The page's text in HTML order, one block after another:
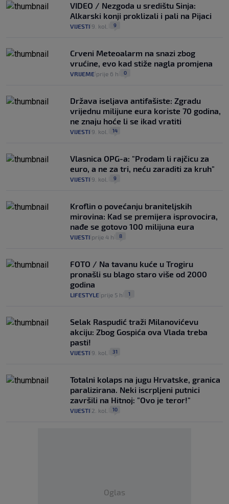
VIDEO / Nezgoda u središtu Sinja:
Alkarski konji proklizali i pali na Pijaci
VIJESTI 9. kol. 9
Crveni Meteoalarm na snazi zbog
vrućine, evo kad stiže nagla promjena
VRIJEME prije 6 h 0
Država iseljava antifašiste: Zgradu
vrijednu milijune eura koriste 70 godina,
ne znaju hoće li se ikad vratiti
VIJESTI 9. kol. 14
Vlasnica OPG-a: "Prodam li rajčicu za
euro, a ne za tri, neću zaraditi za kruh"
VIJESTI 9. kol. 9
Kroflin o povećanju braniteljskih
mirovina: Kad se premijera isprovocira,
nađe se gotovo 100 milijuna eura
VIJESTI prije 4 h 8
FOTO / Na tavanu kuće u Trogiru
pronašli su blago staro više od 2000
godina
LIFESTYLE prije 5 h 1
Selak Raspudić traži Milanovićevu
akciju: Zbog Gospića ova Vlada treba
pasti!
VIJESTI 9. kol. 31
Totalni kolaps na jugu Hrvatske, granica
paralizirana. Neki iscrpljeni putnici
završili na Hitnoj: "Ovo je teror!"
VIJESTI 2. kol. 10
Oglas